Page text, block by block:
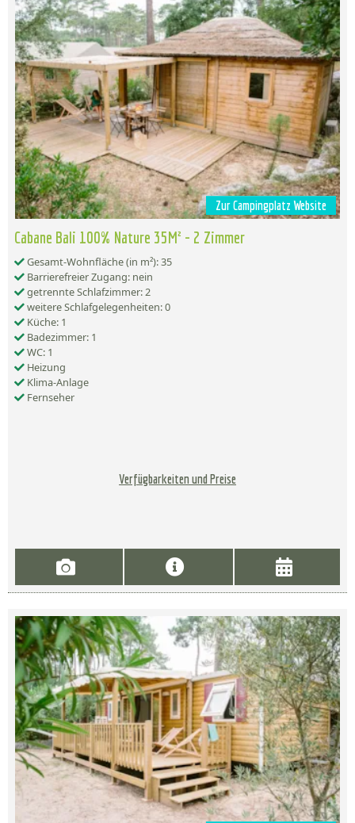
Zur Campingplatz Website
Cabane Bali 100% Nature 35M² - 2 Zimmer
Gesamt-Wohnfläche (in m²): 35
Barrierefreier Zugang: nein
getrennte Schlafzimmer: 2
weitere Schlafgelegenheiten: 0
Küche: 1
Badezimmer: 1
WC: 1
Heizung
Klima-Anlage
Fernseher
Verfügbarkeiten und Preise